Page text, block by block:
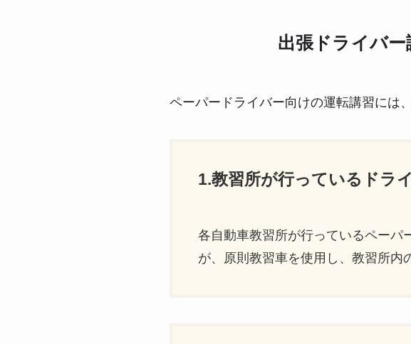
出張ドライバ
ペーパードライバー向けの運転講習には
1.教習所が行っているドラ
各自動車教習所が行っているペーパ
が、原則教習車を使用し、教習所内